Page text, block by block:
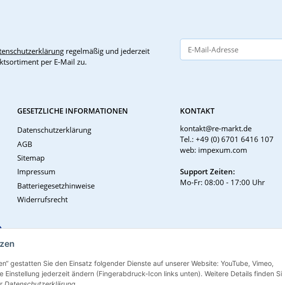
gestatten Sie den Einsatz folgender Dienste auf unserer Website: YouTube, Vimeo,
Einstellung jederzeit ändern (Fingerabdruck-Icon links unten). Weitere Details finden
regelmäßig und jederzeit
per E-Mail zu.
GESETZLICHE INFORMATIONEN
Datenschutzerklärung
AGB
Sitemap
Impressum
Batteriegesetzhinweise
Widerrufsrecht
KONTAKT
kontakt@re-markt.de
Tel.: +49 (0) 6701 6416 107
web: impexum.com
Support Zeiten:
Mo-Fr: 08:00 - 17:00 Uhr